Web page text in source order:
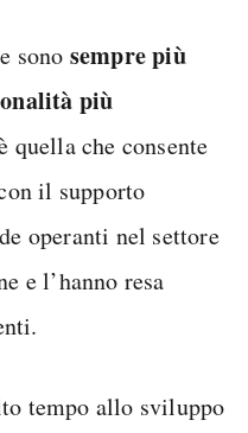
sono sempre più
più
quella che consente
il supporto
operanti nel settore
e l’hanno resa
tempo allo sviluppo